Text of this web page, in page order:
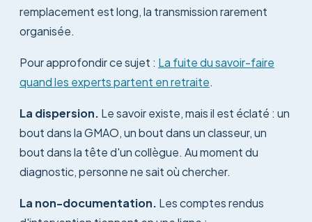
remplacement est long, la transmission rarement
organisée.
Pour approfondir ce sujet : La fuite du savoir-faire
quand les experts partent en retraite.
La dispersion. Le savoir existe, mais il est éclaté : un
bout dans la GMAO, un bout dans un classeur, un
bout dans la tête d'un collègue. Au moment du
diagnostic, personne ne sait où chercher.
La non-documentation. Les comptes rendus